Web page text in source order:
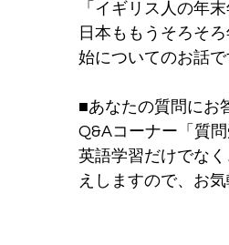
「イギリス人の年
日本ももうそろそ
始についてのお話で
■あなたの質問に
Q&Aコーナー「質問
英語学習だけでな
えしますので、お